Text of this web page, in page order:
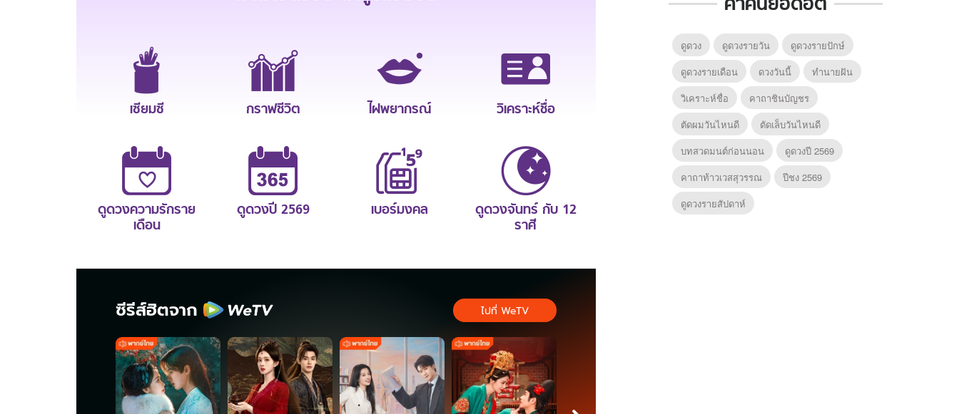
เซียมซี กราฟชีวิต ไฝพยากรณ์ วิเคราะห์ชื่อ
ดูดวงความรักราย
เดือน
ดูดวงปี 2569 เบอร์มงคล
ดูดวงจันทร์ กับ 12
ราศี
ซีรีส์ฮิตจาก ไปที่ WeTV
ดูดวง ดูดวงรายวัน
ดูดวงรายปักษ์
ดูดวงรายเดือน
ดวงวันนี้
ทํานายฝัน
วิเคราะห์ชื่อ
คาถาชินบัญชร
ตัดผมวันไหนดี
ตัดเล็บวันไหนดี
บทสวดมนต์ก่อนนอน
ดูดวงปี 2569
คาถาท้าวเวสสุวรรณ
ปีชง 2569
ดูดวงรายสัปดาห์